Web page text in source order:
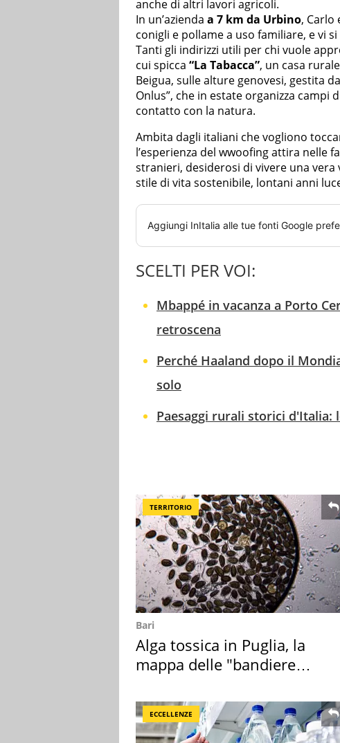
anche di altri lavori agricoli.
In un’azienda a 7 km da Urbino, Carlo
conigli e pollame a uso familiare, e vi
Tanti gli indirizzi utili per chi vuole
cui spicca “La Tabacca”, un casa
Beigua, sulle alture genovesi, gestita
Onlus”, che in estate organizza campi
contatto con la natura.
Ambita dagli italiani che vogliono
l’esperienza del wwoofing attira nelle
stranieri, desiderosi di vivere una
stile di vita sostenibile, lontani anni
Aggiungi InItalia alle tue fonti Google
SCELTI PER VOI:
Mbappé in vacanza a Porto
retroscena
Perché Haaland dopo il
solo
Paesaggi rurali storici d'Italia:
TERRITORIO
Bari
Alga tossica in Puglia, la
mappa delle "bandiere
ECCELLENZE